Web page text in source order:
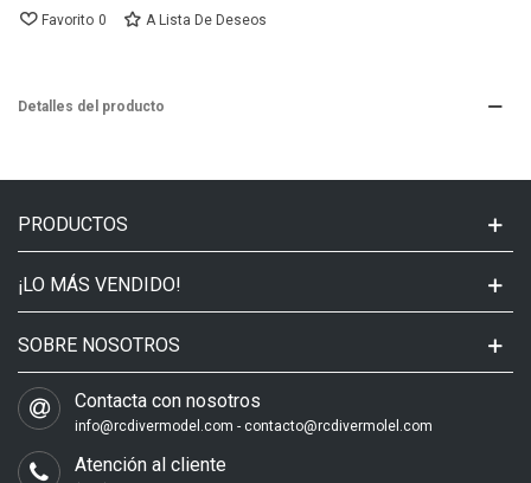
Favorito 0 A Lista De Deseos
Detalles del producto
PRODUCTOS
¡LO MÁS VENDIDO!
SOBRE NOSOTROS
Contacta con nosotros
info@rcdivermodel.com - contacto@rcdivermolel.com
Atención al cliente